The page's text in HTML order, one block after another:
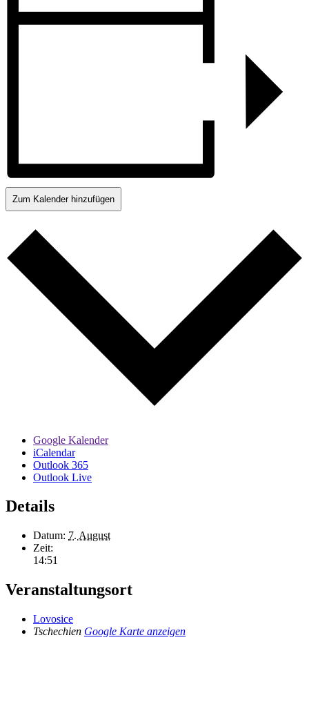
Zum Kalender hinzufügen
Google Kalender
iCalendar
Outlook 365
Outlook Live
Details
Datum: 7. August
Zeit:
14:51
Veranstaltungsort
Lovosice
Tschechien Google Karte anzeigen